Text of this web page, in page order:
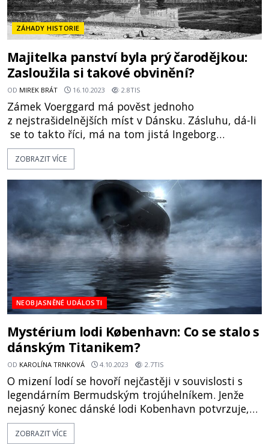
ZÁHADY HISTORIE
Majitelka panství byla prý čarodějkou:
Zasloužila si takové obvinění?
OD MIREK BRÁT 16.10.2023 2.8TIS
Zámek Voerggard má pověst jednoho
z nejstrašidelnějších míst v Dánsku. Zásluhu, dá-li
se to takto říci, má na tom jistá Ingeborg
Skeelová (1545-1604), která zdejší panství
v minulosti vlastnila. Po její smrti prý bylo nutné
byla tato žena spojována? Vodní renesanční zámek
Voergaard se nachází na pol
ZOBRAZIT VÍCE
NEOBJASNĚNÉ UDÁLOSTI
Mystérium lodi København: Co se stalo s
dánským Titanikem?
OD KAROLÍNA TRNKOVÁ 4.10.2023 2.7TIS
O mizení lodí se hovoří nejčastěji v souvislosti s
legendárním Bermudským trojúhelníkem. Jenže
nejasný konec dánské lodi Kobenhavn potvrzuje,
že tajemné případy, kde figurují ztracené a
opuštěné lodě, najdeme nejen tam. Prozkoumejte
ZOBRAZIT VÍCE